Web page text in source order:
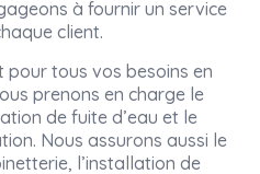
à fournir un service
client.
tous vos besoins en
prenons en charge le
de fuite d’eau et le
Nous assurons aussi le
l’installation de